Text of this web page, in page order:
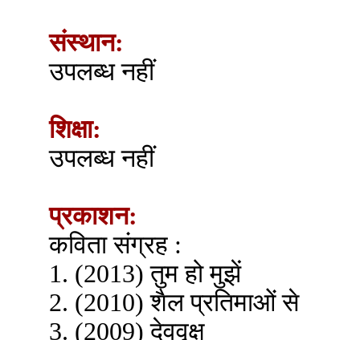
संस्थान:
उपलब्ध नहीं
शिक्षा:
उपलब्ध नहीं
प्रकाशन:
कविता संग्रह :
1. (2013) तुम हो मुझें
2. (2010) शैल प्रतिमाओं से
3. (2009) देववृक्ष